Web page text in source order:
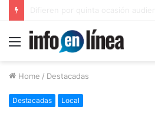
Menu
Home / Destacadas
Destacadas Local